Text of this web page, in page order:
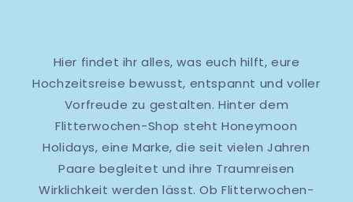
Hier findet ihr alles, was euch hilft, eure
Hochzeitsreise bewusst, entspannt und voller
Vorfreude zu gestalten. Hinter dem
Flitterwochen-Shop steht Honeymoon
Holidays, eine Marke, die seit vielen Jahren
Paare begleitet und ihre Traumreisen
Wirklichkeit werden lässt. Ob Flitterwochen-